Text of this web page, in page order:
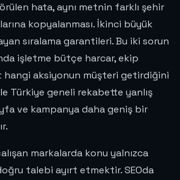
hata, aynı metnin farklı şehir
kopyalanması. İkinci büyük
sıralama garantileri. Bu iki sorun
işletme bütçe harcar, ekip
hangi aksiyonun müşteri getirdiğini
Türkiye geneli rekabette yanlış
ve kampanya daha geniş bir
markalarda konu yalnızca
talebi ayırt etmektir. SEOda